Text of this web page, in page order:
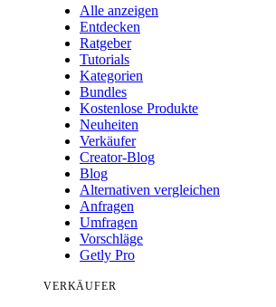
Alle anzeigen
Entdecken
Ratgeber
Tutorials
Kategorien
Bundles
Kostenlose Produkte
Neuheiten
Verkäufer
Creator-Blog
Blog
Alternativen vergleichen
Anfragen
Umfragen
Vorschläge
Getly Pro
VERKÄUFER